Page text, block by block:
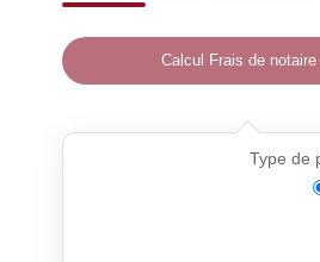
Calcul Frais de notaire